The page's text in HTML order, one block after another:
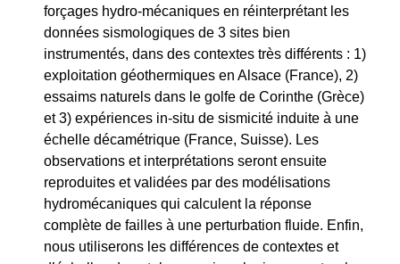
forçages hydro-mécaniques en réinterprétant les
données sismologiques de 3 sites bien
instrumentés, dans des contextes très différents : 1)
exploitation géothermiques en Alsace (France), 2)
essaims naturels dans le golfe de Corinthe (Grèce)
et 3) expériences in-situ de sismicité induite à une
échelle décamétrique (France, Suisse). Les
observations et interprétations seront ensuite
reproduites et validées par des modélisations
hydromécaniques qui calculent la réponse
complète de failles à une perturbation fluide. Enfin,
nous utiliserons les différences de contextes et